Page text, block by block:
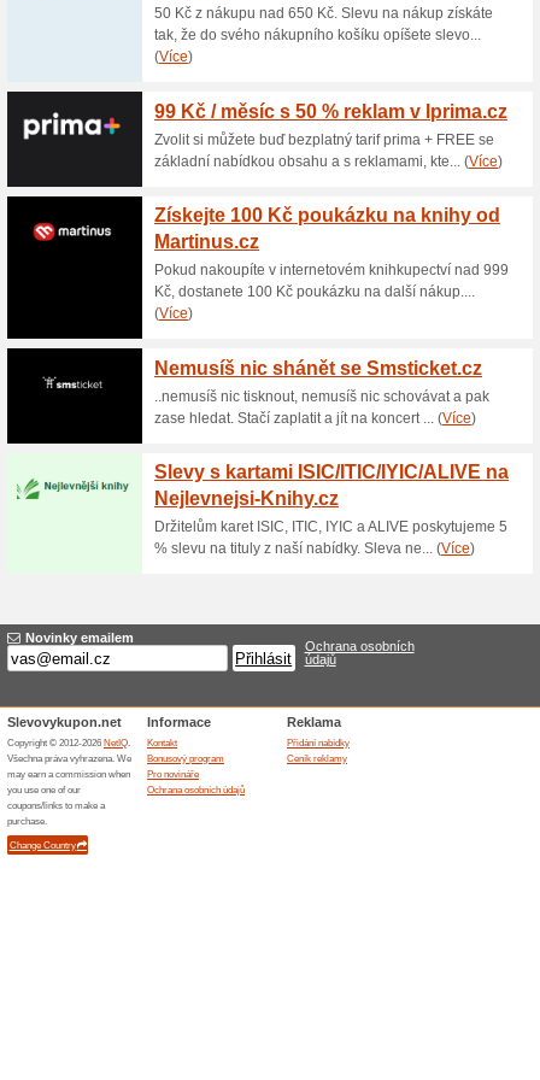
Aktuální slevy a
Doprava zdarma
66% fungovalo Akce
Pokud objednané zboží v
částku 1 750 Kč, za dopravu
bezplatné dopravy a
Tovačov.
Akční nabídka na
100% fungovalo Akce
CD 30 seconds to Mars
cenu 235 Kč (původní cena